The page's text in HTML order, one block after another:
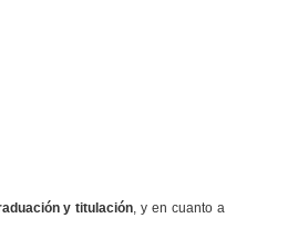
y titulación, y en cuanto a